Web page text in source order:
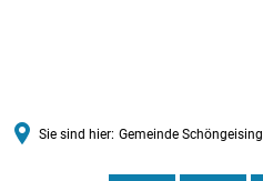
Sie sind hier: Gemeinde Schöngeising